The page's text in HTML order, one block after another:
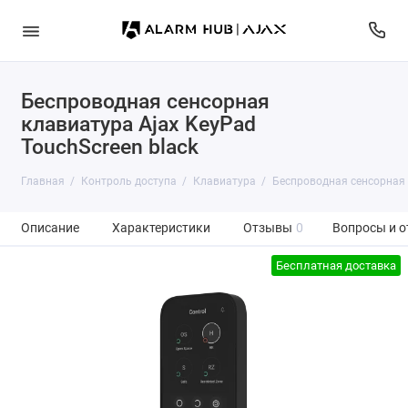
Беспроводная сенсорная
клавиатура Ajax KeyPad
TouchScreen black
Главная Контроль доступа Клавиатура Беспроводная
Описание Характеристики Отзывы 0 Вопросы и
Бесплатная доставка